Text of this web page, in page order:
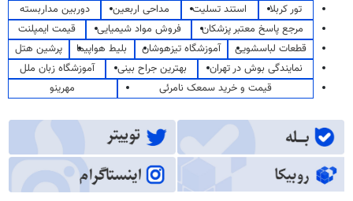
تور کربلا
استند تسلیت مداحی اربعین
دوربین مداربسته
مرجع پاسخ معتبر پزشکان
فروش مواد شیمیایی
قیمت ایمپلنت
قطعات لباسشویی
آموزشگاه تیزهوشان بلیط هواپیما
پرشین هتل
نمایندگی بوش در تهران
بهترین جراح بینی
آموزشگاه زبان ملل
قیمت و خرید سمعک نامرئی
مهرینو